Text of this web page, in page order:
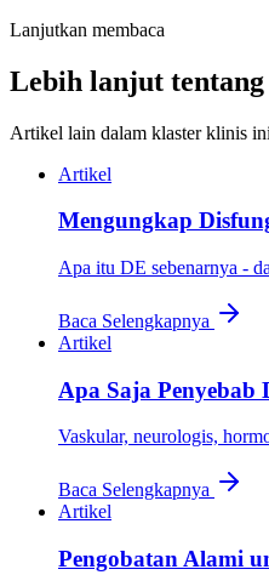
Lanjutkan membaca
Lebih lanjut
Artikel lain dalam klaster klinis
Artikel
Mengungkap
Apa itu DE sebenarnya -
Baca Selengkapnya
Artikel
Apa Saja Penyebab
Vaskular, neurologis,
Baca Selengkapnya
Artikel
Pengobatan Alami